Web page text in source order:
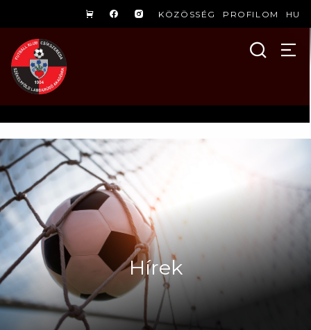
KÖZÖSSÉG PROFILOM HU
Hírek